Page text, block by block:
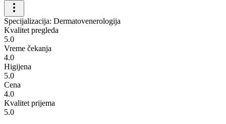
Specijalizacija: Dermatovenerologija
Kvalitet pregleda
5.0
Vreme čekanja
4.0
Higijena
5.0
Cena
4.0
Kvalitet prijema
5.0